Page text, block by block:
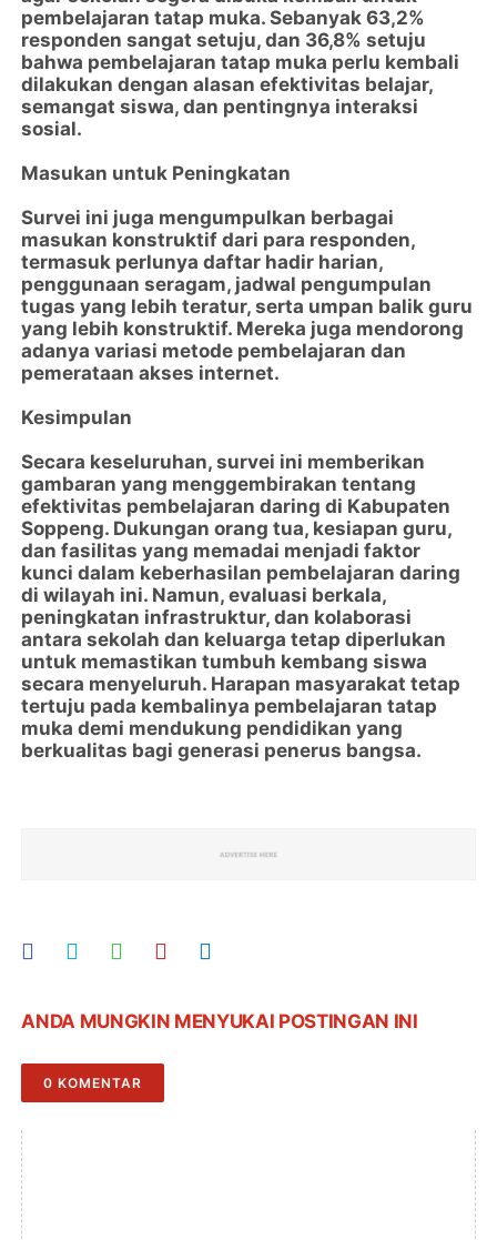
pembelajaran tatap muka. Sebanyak 63,2%
responden sangat setuju, dan 36,8% setuju
bahwa pembelajaran tatap muka perlu kembali
dilakukan dengan alasan efektivitas belajar,
semangat siswa, dan pentingnya interaksi
sosial.
Masukan untuk Peningkatan
Survei ini juga mengumpulkan berbagai
masukan konstruktif dari para responden,
termasuk perlunya daftar hadir harian,
penggunaan seragam, jadwal pengumpulan
tugas yang lebih teratur, serta umpan balik guru
yang lebih konstruktif. Mereka juga mendorong
adanya variasi metode pembelajaran dan
pemerataan akses internet.
Kesimpulan
Secara keseluruhan, survei ini memberikan
gambaran yang menggembirakan tentang
efektivitas pembelajaran daring di Kabupaten
Soppeng. Dukungan orang tua, kesiapan guru,
dan fasilitas yang memadai menjadi faktor
kunci dalam keberhasilan pembelajaran daring
di wilayah ini. Namun, evaluasi berkala,
peningkatan infrastruktur, dan kolaborasi
antara sekolah dan keluarga tetap diperlukan
untuk memastikan tumbuh kembang siswa
secara menyeluruh. Harapan masyarakat tetap
tertuju pada kembalinya pembelajaran tatap
muka demi mendukung pendidikan yang
berkualitas bagi generasi penerus bangsa.
ANDA MUNGKIN MENYUKAI POSTINGAN INI
0 KOMENTAR